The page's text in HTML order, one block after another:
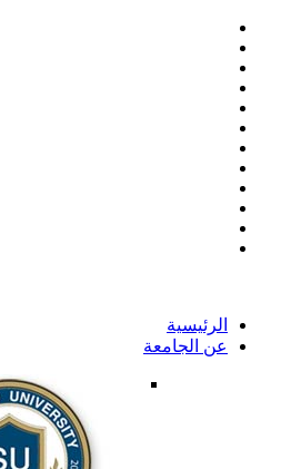
الرئيسية
عن الجامعة